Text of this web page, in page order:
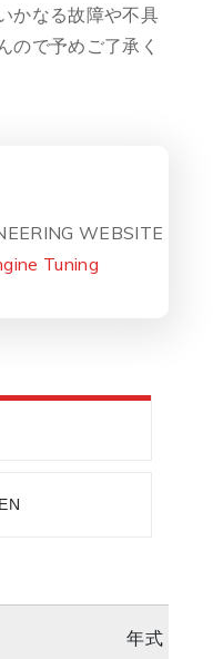
かなる故障や不具
ので予めご了承く
WEBSITE
Tuning
年式